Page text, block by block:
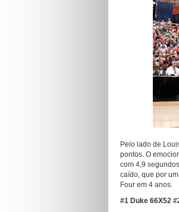
Pelo lado de
pontos. O
com 4,9
caído, que por
Four em 4 anos.
#1 Duke 66X52